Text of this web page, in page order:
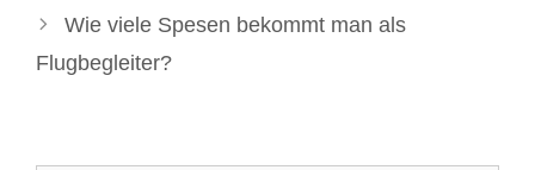
Wie viele Spesen bekommt man als
Flugbegleiter?